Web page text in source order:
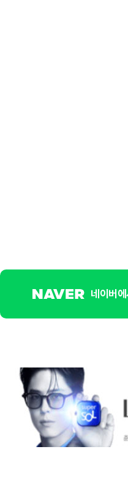
네이버